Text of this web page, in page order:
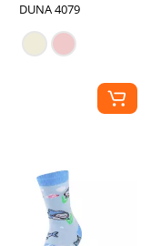
DUNA 4079